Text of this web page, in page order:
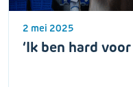
2 mei 2025
‘Ik ben hard